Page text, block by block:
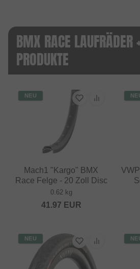
BMX RACE LAUFRÄDER
PRODUKTE
NEU
Mach1 "Kargo" BMX
Race Felge - 20 Zoll Disc
0.62 kg
41.97 EUR
NEU